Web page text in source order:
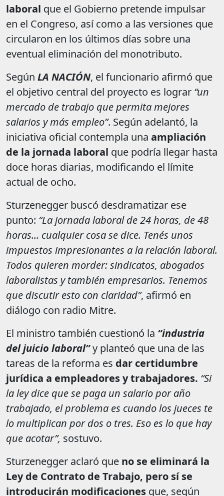
laboral que el Gobierno pretende impulsar
en el Congreso, así como a las versiones que
circularon en los últimos días sobre una
eventual eliminación del monotributo.
Según LA NACIÓN, el funcionario afirmó que
el objetivo central del proyecto es lograr “un
mercado de trabajo que permita mejores
salarios y más empleo”. Según adelantó, la
iniciativa oficial contempla una ampliación
de la jornada laboral que podría llegar hasta
doce horas diarias, modificando el límite
actual de ocho.
Sturzenegger buscó desdramatizar ese
punto: “La jornada laboral de 24 horas, de 48
horas... cualquier cosa se dice. Tenés unos
impuestos impresionantes a la relación laboral.
Todos quieren morder: sindicatos, abogados
laboralistas y también empresarios. Tenemos
que discutir esto con claridad”, afirmó en
diálogo con radio Mitre.
El ministro también cuestionó la “industria
del juicio laboral”y planteó que una de las
tareas de la reforma es dar certidumbre
jurídica a empleadores y trabajadores. “Si
la ley dice que se paga un salario por año
trabajado, el problema es cuando los jueces te
lo multiplican por dos o tres. Eso es lo que hay
que acotar”, sostuvo.
Sturzenegger aclaró que no se eliminará la
Ley de Contrato de Trabajo, pero sí se
introducirán modificaciones que, según